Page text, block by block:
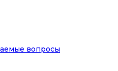
вопросы